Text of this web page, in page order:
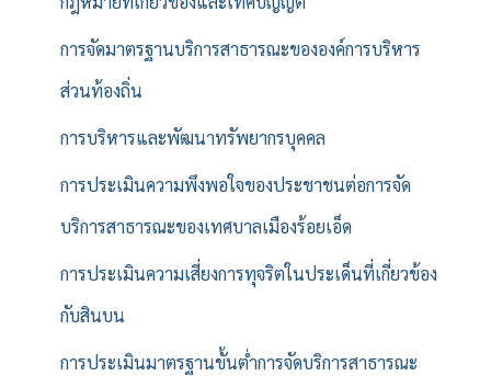
การจัดมาตรฐานบริการสาธารณะขององค์การบริหาร
ส่วนท้องถิ่น
การบริหารและพัฒนาทรัพยากรบุคคล
การประเมินความพึงพอใจของประชาชนต่อการจัด
บริการสาธารณะของเทศบาลเมืองร้อยเอ็ด
การประเมินความเสี่ยงการทุจริตในประเด็นที่เกี่ยวข้อง
กับสินบน
การประเมินมาตรฐานขั้นต่ำการจัดบริการสาธารณะ